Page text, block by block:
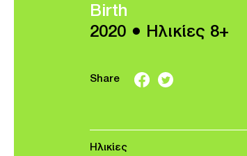
Birth
2020 ● Ηλικίες 8+
Share
Ηλικίες